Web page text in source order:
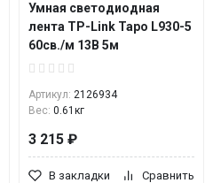
Умная светодиодная
лента TP-Link Tapo L930-5
60св./м 13В 5м
Артикул: 2126934
Вес: 0.61кг
3 215 ₽
В закладки Сравнить